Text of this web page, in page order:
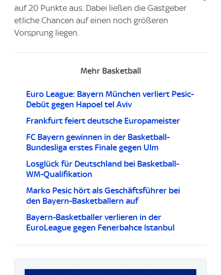
auf 20 Punkte aus. Dabei ließen die Gastgeber
etliche Chancen auf einen noch größeren
Vorsprung liegen.
Mehr Basketball
Euro League: Bayern München verliert Pesic-
Debüt gegen Hapoel tel Aviv
Frankfurt feiert deutsche Europameister
FC Bayern gewinnen in der Basketball-
Bundesliga erstes Finale gegen Ulm
Losglück für Deutschland bei Basketball-
WM-Qualifikation
Marko Pesic hört als Geschäftsführer bei
den Bayern-Basketballern auf
Bayern-Basketballer verlieren in der
EuroLeague gegen Fenerbahce Istanbul